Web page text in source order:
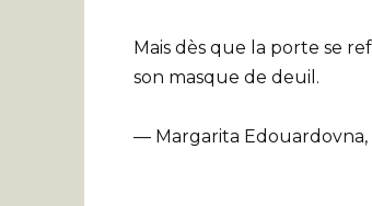
Mais dès que la porte se
son masque de deuil.
— Margarita Edouardovna,